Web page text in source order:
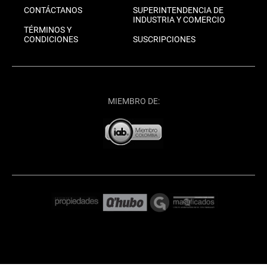
CONTÁCTANOS
TÉRMINOS Y
CONDICIONES
SUPERINTENDENCIA DE
INDUSTRIA Y COMERCIO
SUSCRIPCIONES
MIEMBRO DE: